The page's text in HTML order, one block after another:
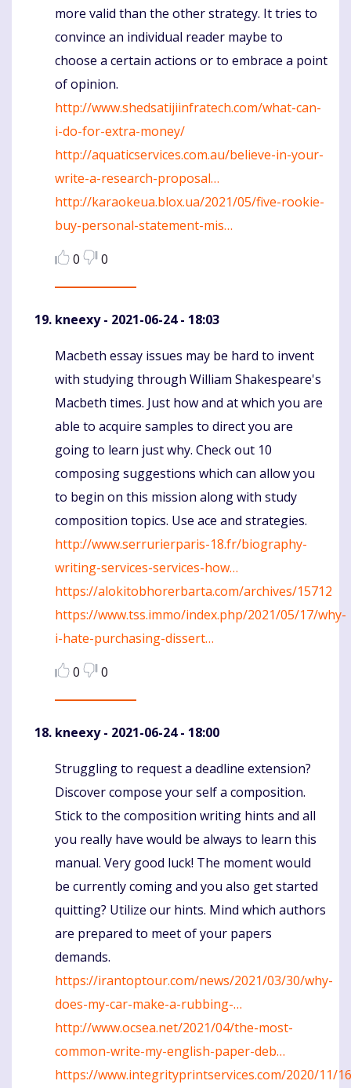
more valid than the other strategy. It tries to
convince an individual reader maybe to
choose a certain actions or to embrace a point
of opinion.
http://www.shedsatijiinfratech.com/what-can-
i-do-for-extra-money/
http://aquaticservices.com.au/believe-in-your-
write-a-research-proposal…
http://karaokeua.blox.ua/2021/05/five-rookie-
buy-personal-statement-mis…
0
0
kneexy- 2021-06-24 - 18:03
Komentaras
Macbeth essay issues may be hard to invent
with studying through William Shakespeare's
Macbeth times. Just how and at which you are
able to acquire samples to direct you are
going to learn just why. Check out 10
composing suggestions which can allow you
to begin on this mission along with study
composition topics. Use ace and strategies.
http://www.serrurierparis-18.fr/biography-
writing-services-services-how…
https://alokitobhorerbarta.com/archives/15712
https://www.tss.immo/index.php/2021/05/17/why-
i-hate-purchasing-dissert…
0
0
kneexy- 2021-06-24 - 18:00
Komentaras
Struggling to request a deadline extension?
Discover compose your self a composition.
Stick to the composition writing hints and all
you really have would be always to learn this
manual. Very good luck! The moment would
be currently coming and you also get started
quitting? Utilize our hints. Mind which authors
are prepared to meet of your papers
demands.
https://irantoptour.com/news/2021/03/30/why-
does-my-car-make-a-rubbing-…
http://www.ocsea.net/2021/04/the-most-
common-write-my-english-paper-deb…
https://www.integrityprintservices.com/2020/11/